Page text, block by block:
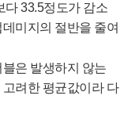
다 33.5정도가 감소
미지의 절반을 줄여
은 발생하지 않는
려한 평균값이라 다